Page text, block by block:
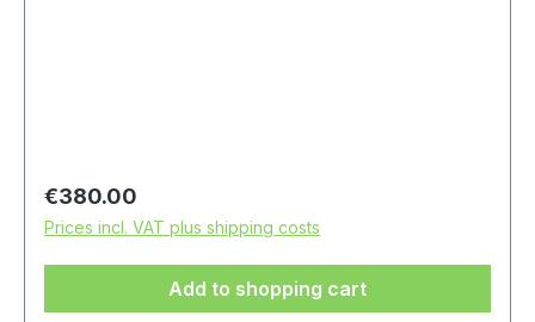
Regular price:
€380.00
Prices incl. VAT plus shipping costs
Add to shopping cart